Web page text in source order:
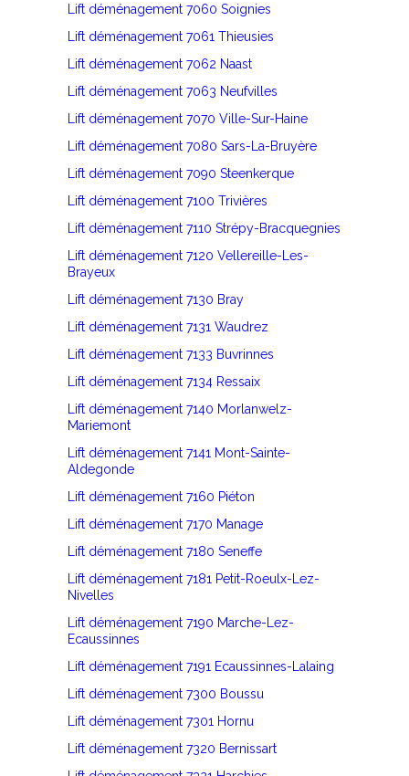
Lift déménagement 7060 Soignies
Lift déménagement 7061 Thieusies
Lift déménagement 7062 Naast
Lift déménagement 7063 Neufvilles
Lift déménagement 7070 Ville-Sur-Haine
Lift déménagement 7080 Sars-La-Bruyère
Lift déménagement 7090 Steenkerque
Lift déménagement 7100 Trivières
Lift déménagement 7110 Strépy-Bracquegnies
Lift déménagement 7120 Vellereille-Les-
Brayeux
Lift déménagement 7130 Bray
Lift déménagement 7131 Waudrez
Lift déménagement 7133 Buvrinnes
Lift déménagement 7134 Ressaix
Lift déménagement 7140 Morlanwelz-
Mariemont
Lift déménagement 7141 Mont-Sainte-
Aldegonde
Lift déménagement 7160 Piéton
Lift déménagement 7170 Manage
Lift déménagement 7180 Seneffe
Lift déménagement 7181 Petit-Roeulx-Lez-
Nivelles
Lift déménagement 7190 Marche-Lez-
Ecaussinnes
Lift déménagement 7191 Ecaussinnes-Lalaing
Lift déménagement 7300 Boussu
Lift déménagement 7301 Hornu
Lift déménagement 7320 Bernissart